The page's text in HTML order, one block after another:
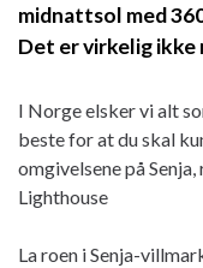
midnattsol med
Det er virkelig ikke
I Norge elsker vi alt
beste for at du skal
omgivelsene på
Lighthouse
La roen i Senja-